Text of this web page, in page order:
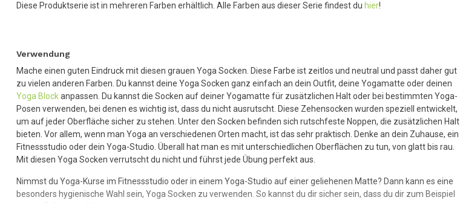
Diese Produktserie ist in mehreren Farben erhältlich. Alle Farben aus dieser Serie findest du hier!
Verwendung
Mache einen guten Eindruck mit diesen grauen Yoga Socken. Diese Farbe ist zeitlos und neutral und passt daher gut
zu vielen anderen Farben. Du kannst deine Yoga Socken ganz einfach an dein Outfit, deine Yogamatte oder deinen
Yoga Blockanpassen. Du kannst die Socken auf deiner Yogamatte für zusätzlichen Halt oder bei bestimmten Yoga-
Posen verwenden, bei denen es wichtig ist, dass du nicht ausrutscht. Diese Zehensocken wurden speziell entwickelt,
um auf jeder Oberfläche sicher zu stehen. Unter den Socken befinden sich rutschfeste Noppen, die zusätzlichen Halt
bieten. Vor allem, wenn man Yoga an verschiedenen Orten macht, ist das sehr praktisch. Denke an dein Zuhause, ein
Fitnessstudio oder dein Yoga-Studio. Überall hat man es mit unterschiedlichen Oberflächen zu tun, von glatt bis rau.
Mit diesen Yoga Socken verrutscht du nicht und führst jede Übung perfekt aus.
Nimmst du Yoga-Kurse im Fitnessstudio oder in einem Yoga-Studio auf einer geliehenen Matte? Dann kann es eine
besonders hygienische Wahl sein, Yoga Socken zu verwenden. So kannst du dir sicher sein, dass du dir zum Beispiel